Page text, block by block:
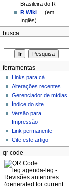
Brasileira do R
R Wiki
(em
Inglês).
busca
ferramentas
Links para cá
Alterações recentes
Gerenciador de mídias
Índice do site
Versão para
Impressão
Link permanente
Cite este artigo
qr code